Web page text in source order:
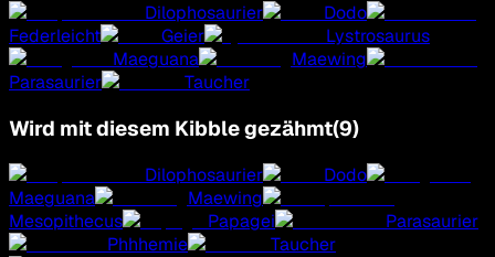
Dilophosaurier
Dodo
Federleicht
Geier
Lystrosaurus
Maeguana
Maewing
Parasaurier
Taucher
Wird mit diesem Kibble gezähmt(9)
Dilophosaurier
Dodo
Maeguana
Maewing
Mesopithecus
Papagei
Parasaurier
Phhhemie
Taucher